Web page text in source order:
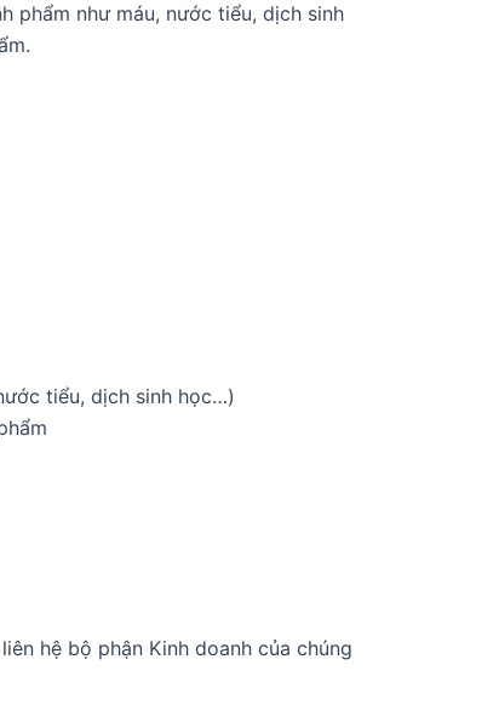
phẩm như máu, nước tiểu, dịch sinh
tiểu, dịch sinh học…)
hệ bộ phận Kinh doanh của chúng